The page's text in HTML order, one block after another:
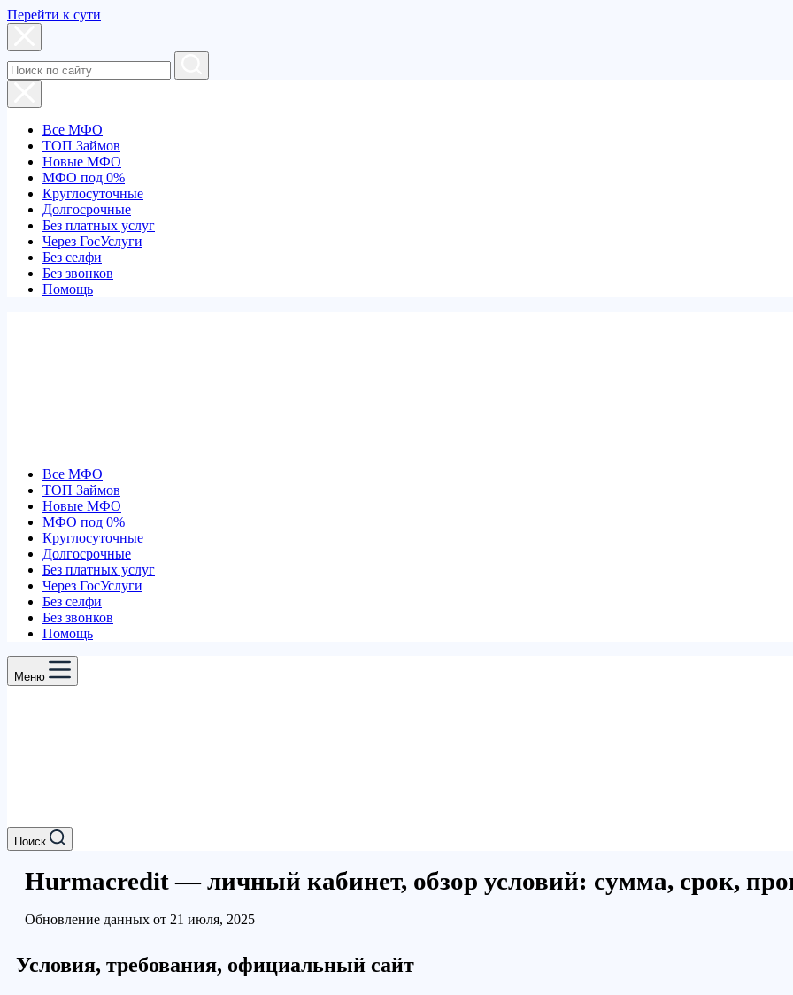
Перейти к сути
Все МФО
ТОП Займов
Новые МФО
МФО под 0%
Круглосуточные
Долгосрочные
Без платных услуг
Через ГосУслуги
Без селфи
Без звонков
Помощь
Все МФО
ТОП Займов
Новые МФО
МФО под 0%
Круглосуточные
Долгосрочные
Без платных услуг
Через ГосУслуги
Без селфи
Без звонков
Помощь
Меню
Поиск
Hurmacredit — личный кабинет, обзор условий: сумма, срок,
Обновление данных от 21 июля, 2025
Условия, требования, официальный сайт